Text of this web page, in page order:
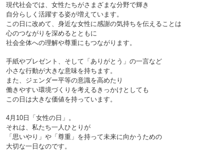
現代社会では、女性たちがさまざまな分野で輝き
自分らしく活躍する姿が増えています。
この日に改めて、身近な女性に感謝の気持ちを伝えることは
心のつながりを深めるとともに
社会全体への理解や尊重にもつながります。
手紙やプレゼント、そして「ありがとう」の一言など
小さな行動が大きな意味を持ちます。
また、ジェンダー平等の意識を高めたり
働きやすい環境づくりを考えるきっかけとしても
この日は大きな価値を持っています。
4月10日「女性の日」。
それは、私たち一人ひとりが
「思いやり」や「尊重」を持って未来に向かうための